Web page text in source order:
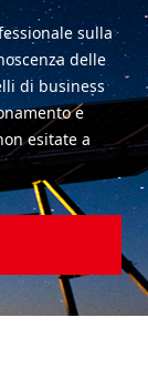
sulla
delle
di business
e
esitate a